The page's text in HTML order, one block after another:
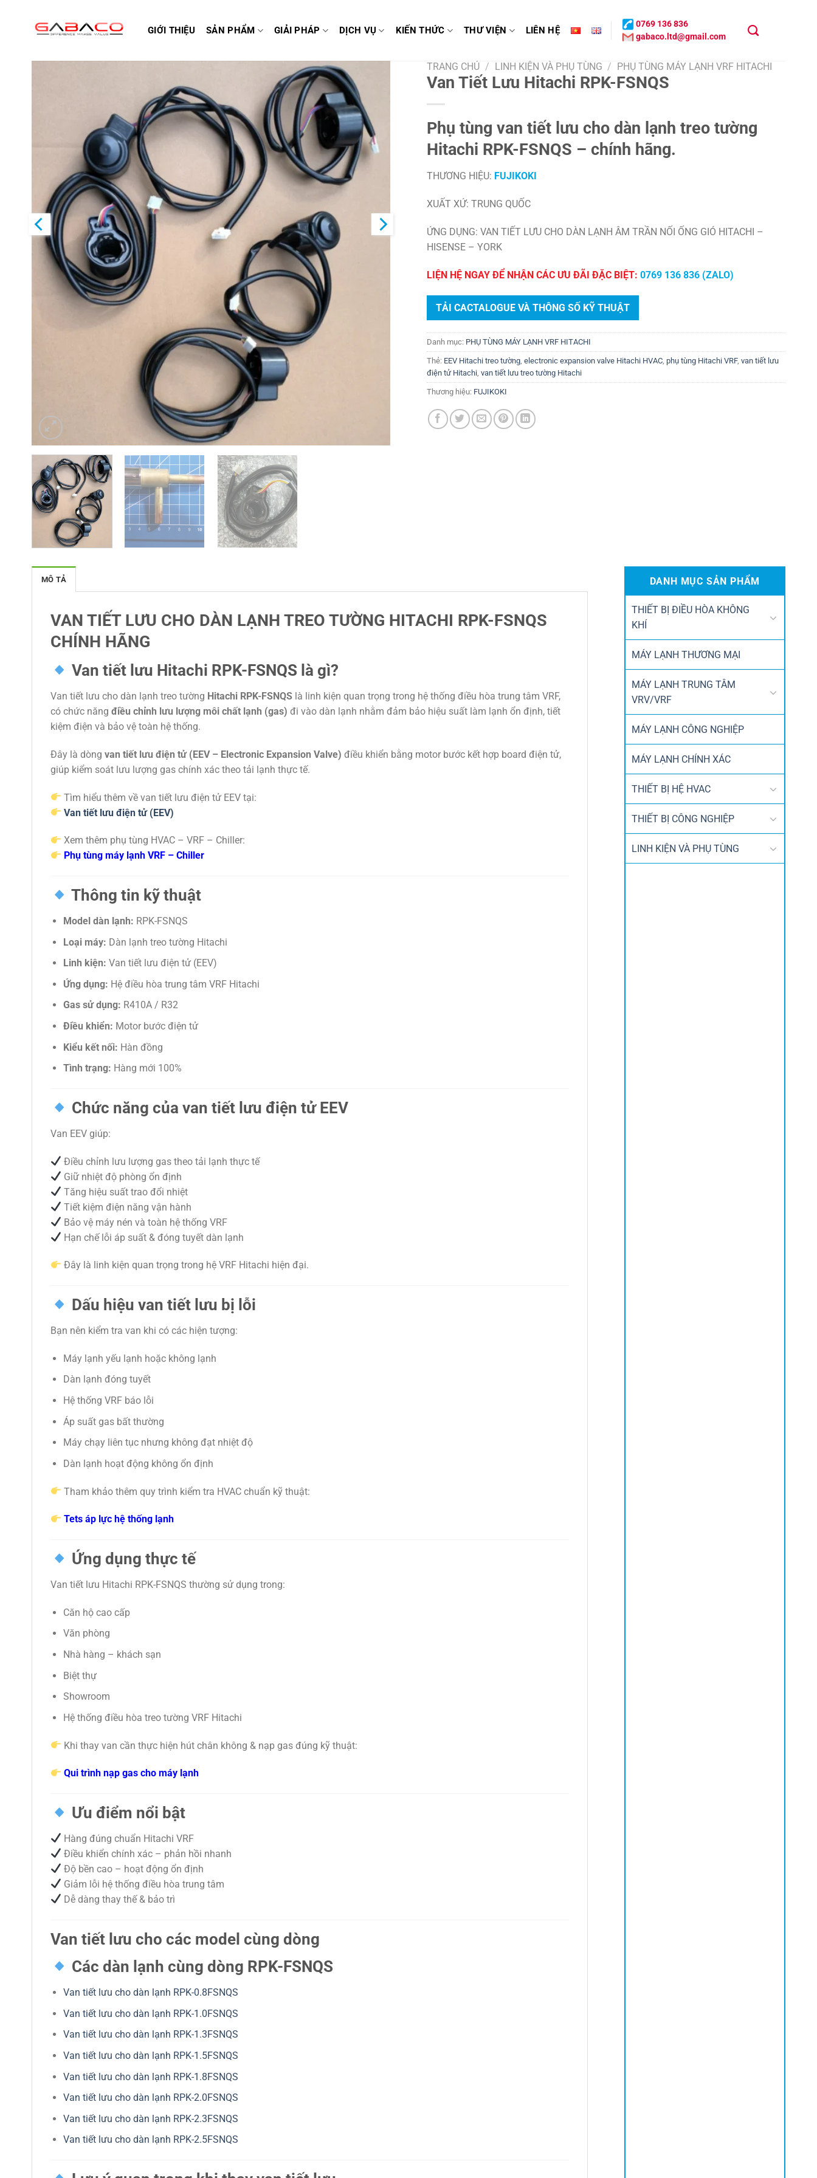
GIỚI THIỆU SẢN PHẨM GIẢI PHÁP DỊCH VỤ KIẾN THỨC THƯ VIỆN LIÊN HỆ
gabaco.ltd@gmail.com
0769 136 836
TRANG CHỦ / LINH KIỆN VÀ PHỤ TÙNG / PHỤ TÙNG MÁY LẠNH VRF HITACHI
Van Tiết Lưu Hitachi RPK-FSNQS
Phụ tùng van tiết lưu cho dàn lạnh treo tường
Hitachi RPK-FSNQS – chính hãng.
THƯƠNG HIỆU: FUJIKOKI
XUẤT XỨ: TRUNG QUỐC
ỨNG DỤNG: VAN TIẾT LƯU CHO DÀN LẠNH ÂM TRẦN NỐI ỐNG GIÓ HITACHI –
HISENSE – YORK
LIỆN HỆ NGAY ĐỂ NHẬN CÁC ƯU ĐÃI ĐẶC BIỆT: 0769 136 836 (ZALO)
TẢI CACTALOGUE VÀ THÔNG SỐ KỸ THUẬT
Danh mục: PHỤ TÙNG MÁY LẠNH VRF HITACHI
Thẻ: EEV Hitachi treo tường, electronic expansion valve Hitachi HVAC, phụ tùng Hitachi VRF, van tiết lưu
điện tử Hitachi, van tiết lưu treo tường Hitachi
Thương hiệu: FUJIKOKI
MÔ TẢ
VAN TIẾT LƯU CHO DÀN LẠNH TREO TƯỜNG HITACHI RPK-FSNQS
CHÍNH HÃNG
Van tiết lưu Hitachi RPK-FSNQS là gì?
Van tiết lưu cho dàn lạnh treo tường Hitachi RPK-FSNQS là linh kiện quan trọng trong hệ thống điều hòa trung tâm VRF,
có chức năng điều chỉnh lưu lượng môi chất lạnh (gas) đi vào dàn lạnh nhằm đảm bảo hiệu suất làm lạnh ổn định, tiết
kiệm điện và bảo vệ toàn hệ thống.
Đây là dòng van tiết lưu điện tử (EEV – Electronic Expansion Valve) điều khiển bằng motor bước kết hợp board điện tử,
giúp kiểm soát lưu lượng gas chính xác theo tải lạnh thực tế.
Tìm hiểu thêm về van tiết lưu điện tử EEV tại:
Van tiết lưu điện tử (EEV)
Xem thêm phụ tùng HVAC – VRF – Chiller:
Phụ tùng máy lạnh VRF – Chiller
Thông tin kỹ thuật
Model dàn lạnh: RPK-FSNQS
Loại máy: Dàn lạnh treo tường Hitachi
Linh kiện: Van tiết lưu điện tử (EEV)
Ứng dụng: Hệ điều hòa trung tâm VRF Hitachi
Gas sử dụng: R410A / R32
Điều khiển: Motor bước điện tử
Kiểu kết nối: Hàn đồng
Tình trạng: Hàng mới 100%
Chức năng của van tiết lưu điện tử EEV
Van EEV giúp:
Điều chỉnh lưu lượng gas theo tải lạnh thực tế
Giữ nhiệt độ phòng ổn định
Tăng hiệu suất trao đổi nhiệt
Tiết kiệm điện năng vận hành
Bảo vệ máy nén và toàn hệ thống VRF
Hạn chế lỗi áp suất & đóng tuyết dàn lạnh
Đây là linh kiện quan trọng trong hệ VRF Hitachi hiện đại.
Dấu hiệu van tiết lưu bị lỗi
Bạn nên kiểm tra van khi có các hiện tượng:
Máy lạnh yếu lạnh hoặc không lạnh
Dàn lạnh đóng tuyết
Hệ thống VRF báo lỗi
Áp suất gas bất thường
Máy chạy liên tục nhưng không đạt nhiệt độ
Dàn lạnh hoạt động không ổn định
Tham khảo thêm quy trình kiểm tra HVAC chuẩn kỹ thuật:
Tets áp lực hệ thống lạnh
Ứng dụng thực tế
Van tiết lưu Hitachi RPK-FSNQS thường sử dụng trong:
Căn hộ cao cấp
Văn phòng
Nhà hàng – khách sạn
Biệt thự
Showroom
Hệ thống điều hòa treo tường VRF Hitachi
Khi thay van cần thực hiện hút chân không & nạp gas đúng kỹ thuật:
Qui trình nạp gas cho máy lạnh
Ưu điểm nổi bật
Hàng đúng chuẩn Hitachi VRF
Điều khiển chính xác – phản hồi nhanh
Độ bền cao – hoạt động ổn định
Giảm lỗi hệ thống điều hòa trung tâm
Dễ dàng thay thế & bảo trì
Van tiết lưu cho các model cùng dòng
Các dàn lạnh cùng dòng RPK-FSNQS
Van tiết lưu cho dàn lạnh RPK-0.8FSNQS
Van tiết lưu cho dàn lạnh RPK-1.0FSNQS
Van tiết lưu cho dàn lạnh RPK-1.3FSNQS
Van tiết lưu cho dàn lạnh RPK-1.5FSNQS
Van tiết lưu cho dàn lạnh RPK-1.8FSNQS
Van tiết lưu cho dàn lạnh RPK-2.0FSNQS
Van tiết lưu cho dàn lạnh RPK-2.3FSNQS
Van tiết lưu cho dàn lạnh RPK-2.5FSNQS
DANH MỤC SẢN PHẨM
THIẾT BỊ ĐIỀU HÒA KHÔNG
KHÍ
MÁY LẠNH THƯƠNG MẠI
MÁY LẠNH TRUNG TÂM
VRV/VRF
MÁY LẠNH CÔNG NGHIỆP
MÁY LẠNH CHÍNH XÁC
THIẾT BỊ HỆ HVAC
THIẾT BỊ CÔNG NGHIỆP
LINH KIỆN VÀ PHỤ TÙNG